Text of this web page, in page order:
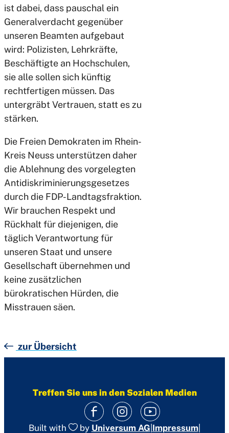
ist dabei, dass pauschal ein
Generalverdacht gegenüber
unseren Beamten aufgebaut
wird: Polizisten, Lehrkräfte,
Beschäftigte an Hochschulen,
sie alle sollen sich künftig
rechtfertigen müssen. Das
untergräbt Vertrauen, statt es zu
stärken.
Die Freien Demokraten im Rhein-
Kreis Neuss unterstützen daher
die Ablehnung des vorgelegten
Antidiskriminierungsgesetzes
durch die FDP-Landtagsfraktion.
Wir brauchen Respekt und
Rückhalt für diejenigen, die
täglich Verantwortung für
unseren Staat und unsere
Gesellschaft übernehmen und
keine zusätzlichen
bürokratischen Hürden, die
Misstrauen säen.
zur Übersicht
Treffen Sie uns in den Sozialen Medien
Built with by Universum AG Impressum|